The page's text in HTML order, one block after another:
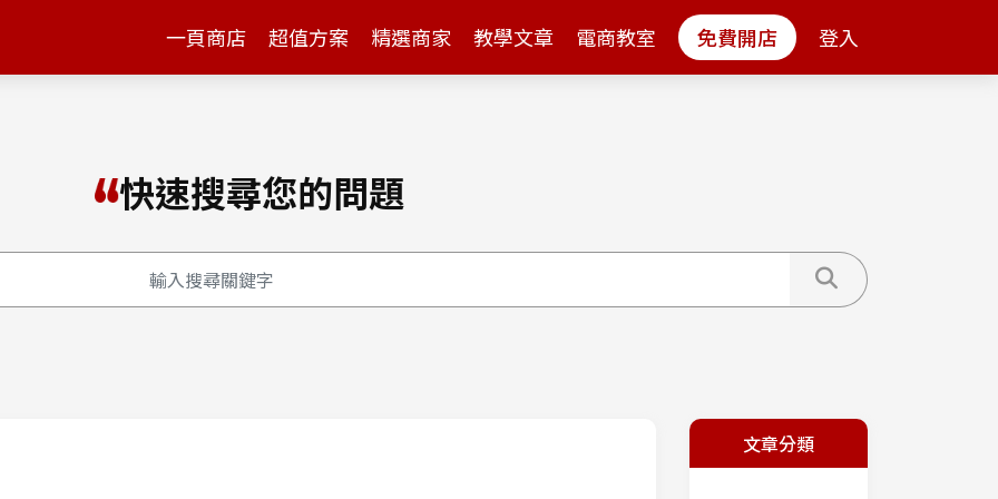
一頁商店 超值方案 精選商家 教學文章 電商教室 免費開店 登入
快速搜尋您的問題
文章分類